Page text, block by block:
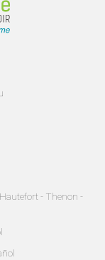
- Thenon -